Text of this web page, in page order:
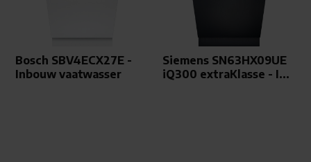
Bosch SBV4ECX27E -
Inbouw vaatwasser
Siemens SN63HX09UE
iQ300 extraKlasse - I...